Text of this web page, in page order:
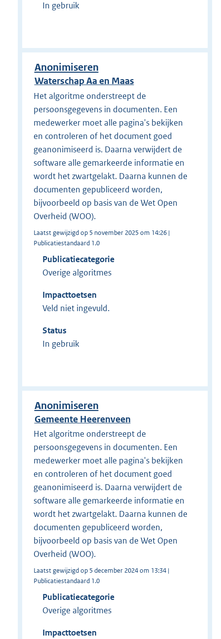
In gebruik
Anonimiseren
Waterschap Aa en Maas
Het algoritme onderstreept de
persoonsgegevens in documenten. Een
medewerker moet alle pagina's bekijken
en controleren of het document goed
geanonimiseerd is. Daarna verwijdert de
software alle gemarkeerde informatie en
wordt het zwartgelakt. Daarna kunnen de
documenten gepubliceerd worden,
bijvoorbeeld op basis van de Wet Open
Overheid (WOO).
Laatst gewijzigd op 5 november 2025 om 14:26 |
Publicatiestandaard 1.0
Publicatiecategorie
Overige algoritmes
Impacttoetsen
Veld niet ingevuld.
Status
In gebruik
Anonimiseren
Gemeente Heerenveen
Het algoritme onderstreept de
persoonsgegevens in documenten. Een
medewerker moet alle pagina's bekijken
en controleren of het document goed
geanonimiseerd is. Daarna verwijdert de
software alle gemarkeerde informatie en
wordt het zwartgelakt. Daarna kunnen de
documenten gepubliceerd worden,
bijvoorbeeld op basis van de Wet Open
Overheid (WOO).
Laatst gewijzigd op 5 december 2024 om 13:34 |
Publicatiestandaard 1.0
Publicatiecategorie
Overige algoritmes
Impacttoetsen